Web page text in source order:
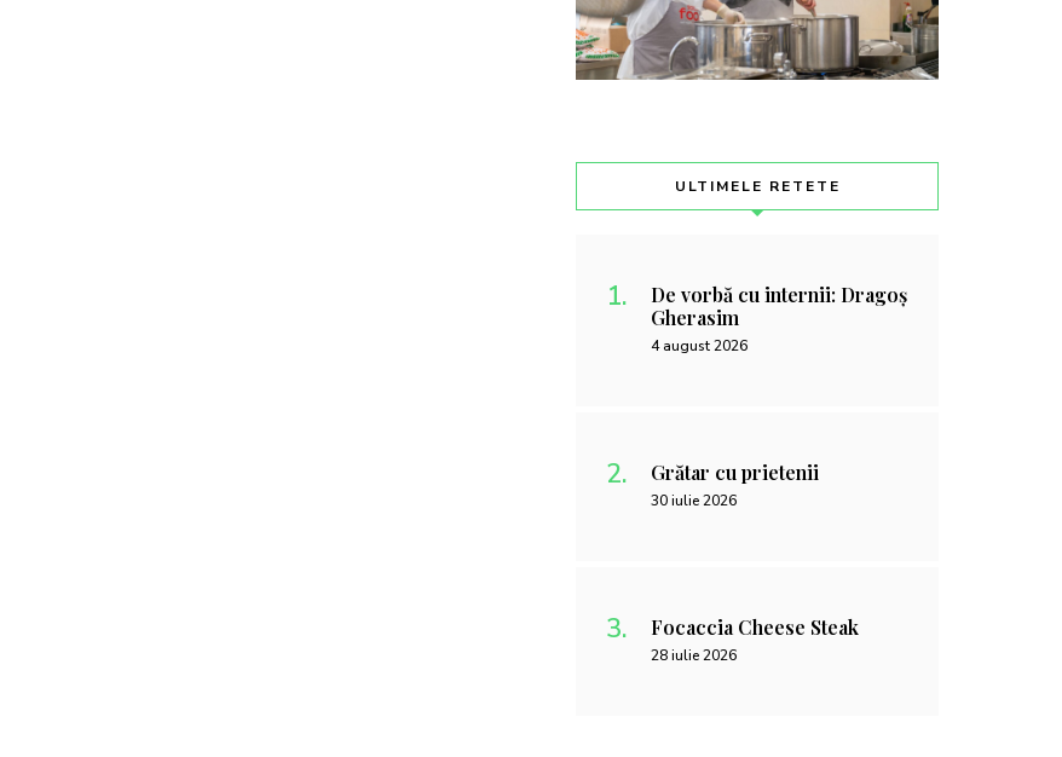
ULTIMELE RETETE
De vorbă cu internii: Dragoș
Gherasim
4 august 2026
Grătar cu prietenii
30 iulie 2026
Focaccia Cheese Steak
28 iulie 2026